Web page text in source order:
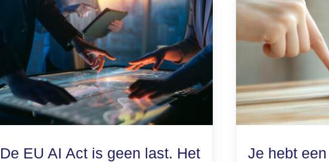
De EU AI Act is geen last. Het
Je hebt